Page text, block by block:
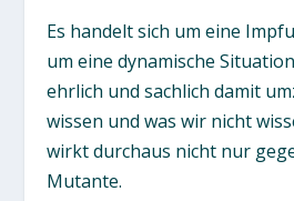
Es handelt sich um eine
um eine dynamische
ehrlich und sachlich damit
wissen und was wir nicht
wirkt durchaus nicht nur
Mutante.